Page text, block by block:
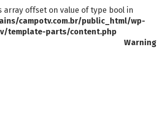
array offset on value of type bool in
campotv.com.br/public_html/wp-
template-parts/content.php
Warning